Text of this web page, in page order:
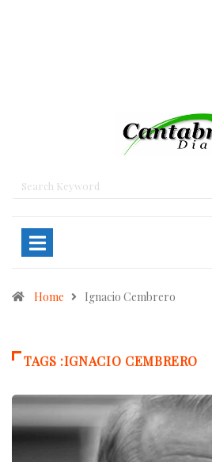
Home Ignacio Cembrero
TAGS :IGNACIO CEMBRERO